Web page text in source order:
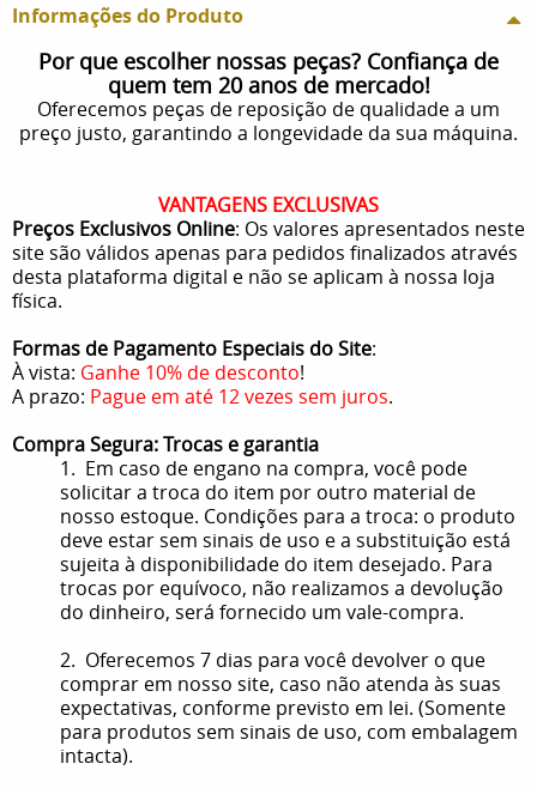
Informações do Produto
Por que escolher nossas peças? Confiança de
quem tem 20 anos de mercado!
Oferecemos peças de reposição de qualidade a um
preço justo, garantindo a longevidade da sua máquina.
VANTAGENS EXCLUSIVAS
Preços Exclusivos Online: Os valores apresentados neste
site são válidos apenas para pedidos finalizados através
desta plataforma digital e não se aplicam à nossa loja
física.
Formas de Pagamento Especiais do Site:
À vista: Ganhe 10% de desconto!
A prazo: Pague em até 12 vezes sem juros.
Compra Segura: Trocas e garantia
1. Em caso de engano na compra, você pode
solicitar a troca do item por outro material de
nosso estoque. Condições para a troca: o produto
deve estar sem sinais de uso e a substituição está
sujeita à disponibilidade do item desejado. Para
trocas por equívoco, não realizamos a devolução
do dinheiro, será fornecido um vale-compra.
2. Oferecemos 7 dias para você devolver o que
comprar em nosso site, caso não atenda às suas
expectativas, conforme previsto em lei. (Somente
para produtos sem sinais de uso, com embalagem
intacta).